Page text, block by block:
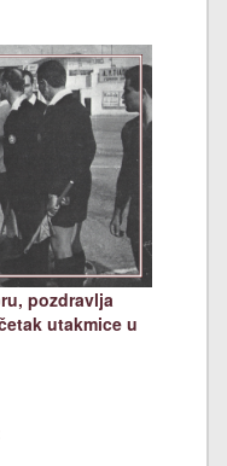
pozdravlja
utakmice u